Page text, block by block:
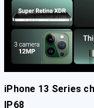
iPhone 13 Series
IP68